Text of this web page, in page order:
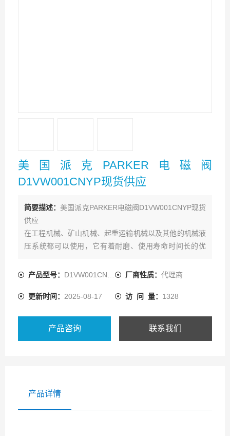
美国派克PARKER电磁阀
D1VW001CNYP现货供应
简要描述：美国派克PARKER电磁阀D1VW001CNYP现货
供应
在工程机械、矿山机械、起重运输机械以及其他的机械液
压系统都可以使用，它有着耐磨、使用寿命时间长的优
路，还有软切换阀可选，用于平顺切换。电磁阀换向通道
产品型号： D1VW001CNYPH 厂商性质： 代理商
更新时间： 2025-08-17 访 问 量： 1328
产品咨询 联系我们
产品详情